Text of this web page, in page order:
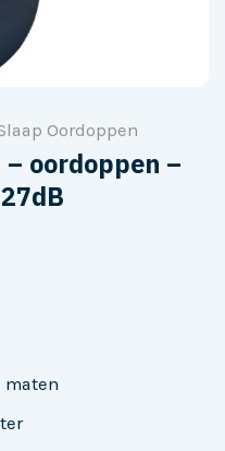
Oordoppen
oordoppen –
maten